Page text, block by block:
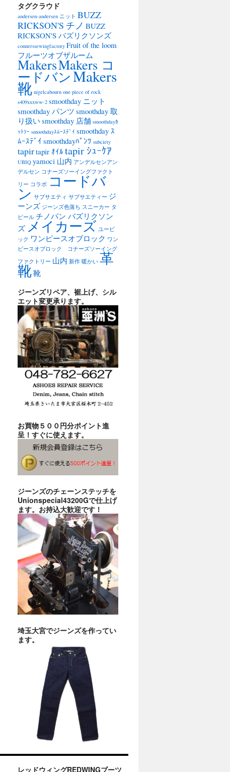
カ
イ
ブ
タグクラウド
andersen-andersen ニット BUZZ
RICKSON'S チノ BUZZ
RICKSON'S バズリクソンズ
connerssewingfactory Fruit of the loom
フルーツオブザルーム
MakersMakers コ
ードバンMakers
靴 nigelcabourn one piece of rock
s409xxxww-2 smoothday ニット
smoothday パンツ smoothday 取
り扱い smoothday 店舗 smoothdayｶ
ｯﾄｿｰ smoothdayｽﾑｰｽﾃﾞｲ smoothday ｽ
ﾑｰｽﾃﾞｲ smoothdayﾊﾟﾝﾂ subciety
tapirtapir ｵｲﾙ tapir ｼｭｰｹｱ
UBIQ yamoci 山内 アンデルセンアン
デルセン コナーズソーイングファクト
リー コラボ コードバ
ン サブサエティ サブサエティー ジ
ーンズ ジーンズ色落ち スニーカー タ
ピール チノパン バズリクソン
ズ メイカーズ ユービ
ック ワンピースオブロック ワン
ピースオブロック コナーズソーイング
ファクトリー 山内 新作 暖かい 革
靴靴
ジーンズリペア、裾上げ、シル
エット変更承ります。
お買物５００円分ポイント進
呈！すぐに使えます。
ジーンズのチェーンステッチを
Unionspecial43200Gで仕上げ
ます。お持込大歓迎です！
埼玉大宮でジーンズを作ってい
ます。
レッドウィングREDWINGブーツ